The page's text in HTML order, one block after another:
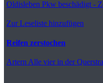
Oldisleben Pkw beschädigt -
Zur Leseliste hinzufügen
Reifen zerstochen
Artern Alle vier in der